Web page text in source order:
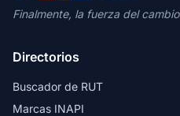
Finalmente, la fuerza del cambio
Directorios
Buscador de RUT
Marcas INAPI